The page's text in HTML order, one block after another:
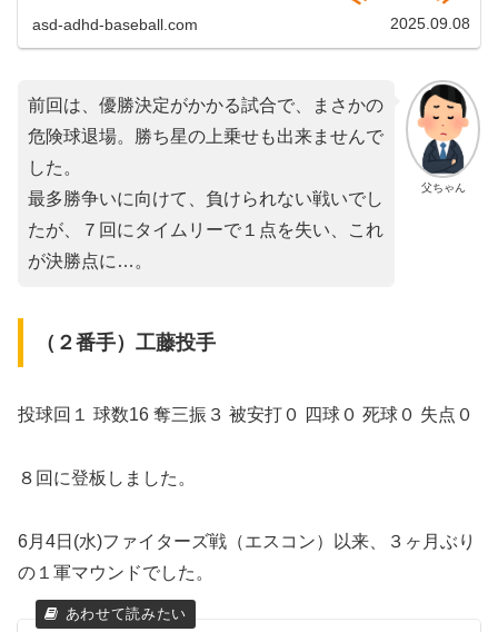
投手（0...
asd-adhd-baseball.com 2025.09.08
父ちゃん
前回は、優勝決定がかかる試合で、まさかの
危険球退場。勝ち星の上乗せも出来ませんで
した。
最多勝争いに向けて、負けられない戦いでし
たが、７回にタイムリーで１点を失い、これ
が決勝点に…。
（２番手）工藤投手
投球回１ 球数16 奪三振３ 被安打０ 四球０ 死球０ 失点０
８回に登板しました。
6月4日(水)ファイターズ戦（エスコン）以来、３ヶ月ぶり
の１軍マウンドでした。